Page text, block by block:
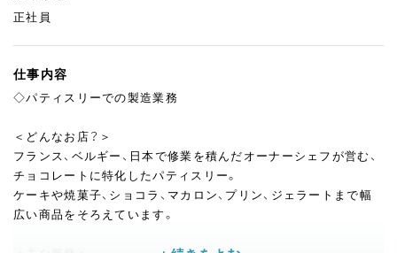
正社員
仕事内容
◇パティスリーでの製造業務
＜どんなお店？＞
フランス、ベルギー、日本で修業を積んだオーナーシェフが営む、
チョコレートに特化したパティスリー。
ケーキや焼菓子、ショコラ、マカロン、プリン、ジェラートまで幅
広い商品をそろえています。